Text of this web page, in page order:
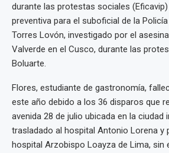
durante las protestas sociales
preventiva para el suboficial de la
Torres Lovón, investigado por el
Valverde en el Cusco, durante las
Boluarte.
Flores, estudiante de gastronomía,
este año debido a los 36 disparos que
avenida 28 de julio ubicada en la ciudad
trasladado al hospital Antonio Lorena y
hospital Arzobispo Loayza de Lima, sin